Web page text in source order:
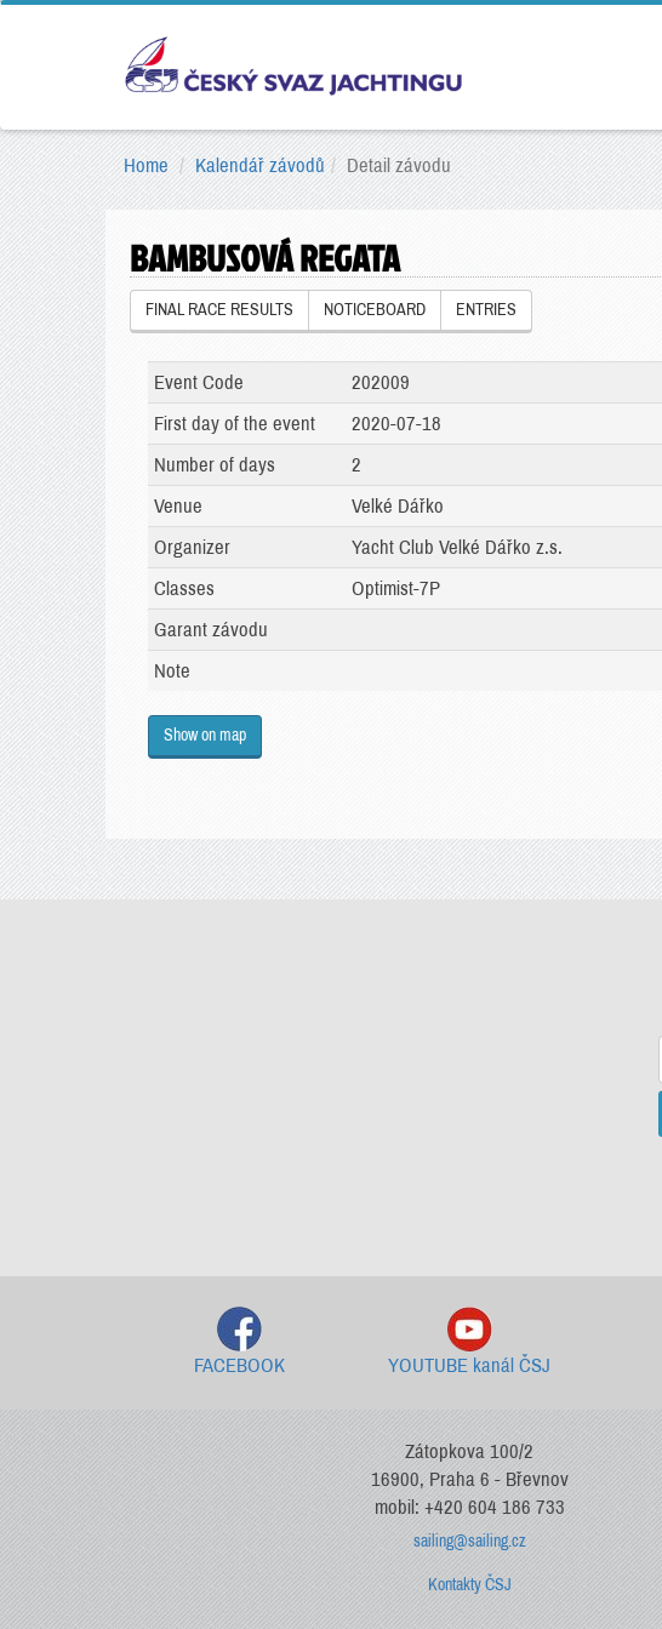
Home Kalendář závodů Detail závodu
BAMBUSOVÁ REGATA
FINAL RACE RESULTS NOTICEBOARD ENTRIES
Event Code
202009
First day of the event
2020-07-18
Number of days
2
Venue
Velké Dářko
Organizer
Yacht Club Velké Dářko z.s.
Classes
Optimist-7P
Garant závodu
Note
Show on map
FACEBOOK YOUTUBE kanál ČSJ
Zátopkova 100/2
16900, Praha 6 - Břevnov
mobil: +420 604 186 733
sailing@sailing.cz
Kontakty ČSJ